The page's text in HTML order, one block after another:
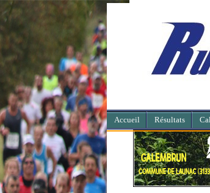
Accueil Résultats